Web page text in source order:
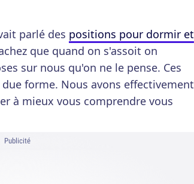
parlé des positions pour dormir et
que quand on s'assoit on
sur nous qu'on ne le pense. Ces
forme. Nous avons effectivement
à mieux vous comprendre vous
Publicité